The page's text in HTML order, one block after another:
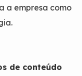
a empresa como
de conteúdo